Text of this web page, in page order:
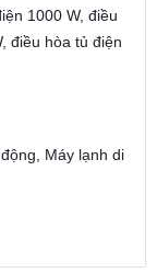
1000 W, điều
điều hòa tủ điện
Máy lạnh di